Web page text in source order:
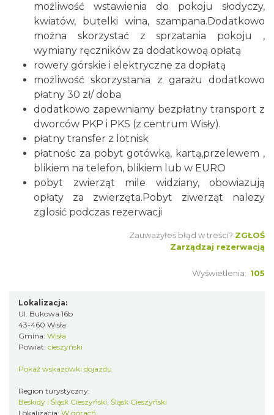
możliwość wstawienia do pokoju słodyczy,
kwiatów, butelki wina, szampana.Dodatkowo
można skorzystać z sprzatania pokoju ,
wymiany ręczników za dodatkowoą opłatą
rowery górskie i elektryczne za dopłatą
możliwość skorzystania z garażu dodatkowo
płatny 30 zł/ doba
dodatkowo zapewniamy bezpłatny transport z
dworców PKP i PKS (z centrum Wisły).
płatny transfer z lotnisk
płatnośc za pobyt gotówką, kartą,przelewem ,
blikiem na telefon, blikiem lub w EURO
pobyt zwierząt mile widziany, obowiazują
opłaty za zwierzęta.Pobyt ziwerząt nalezy
zglosić podczas rezerwacji
Zauważyłeś błąd w treści? ZGŁOŚ
Zarządzaj rezerwacją
Wyświetlenia: 105
Lokalizacja:
Ul. Bukowa 16b
43-460 Wisła
Gmina: Wisła
Powiat: cieszyński
Pokaż wskazówki dojazdu
Region turystyczny:
Beskidy i Śląsk Cieszyński, Śląsk Cieszyński
Lokalizacja: W górach